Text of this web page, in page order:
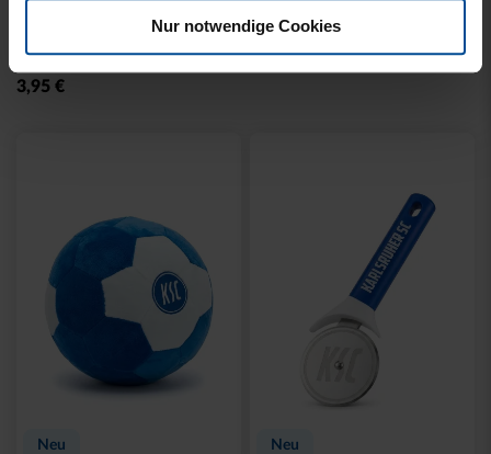
Nur notwendige Cookies
HALBZEITSNACK 125 G
3,95 €
SCHNAPSGLAS LOGO
6,95 €
Neu Neu